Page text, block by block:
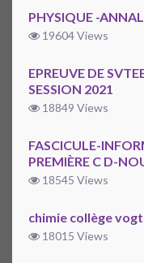
PHYSIQUE -
19604 Views
EPREUVE DE
SESSION 2021
18849 Views
FASCICULE-
PREMIÈRE C D-
18545 Views
chimie collège
18015 Views